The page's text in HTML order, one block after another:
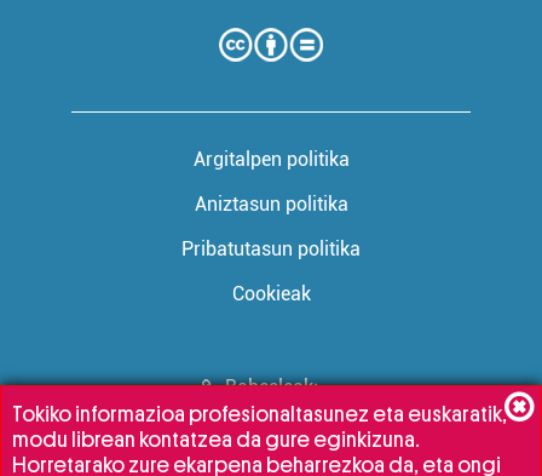
Argitalpen politika
Aniztasun politika
Pribatutasun politika
Cookieak
Babesleak:
Tokiko informazioa profesionaltasunez eta euskaratik,
modu librean kontatzea da gure eginkizuna.
Horretarako zure ekarpena beharrezkoa da, eta ongi